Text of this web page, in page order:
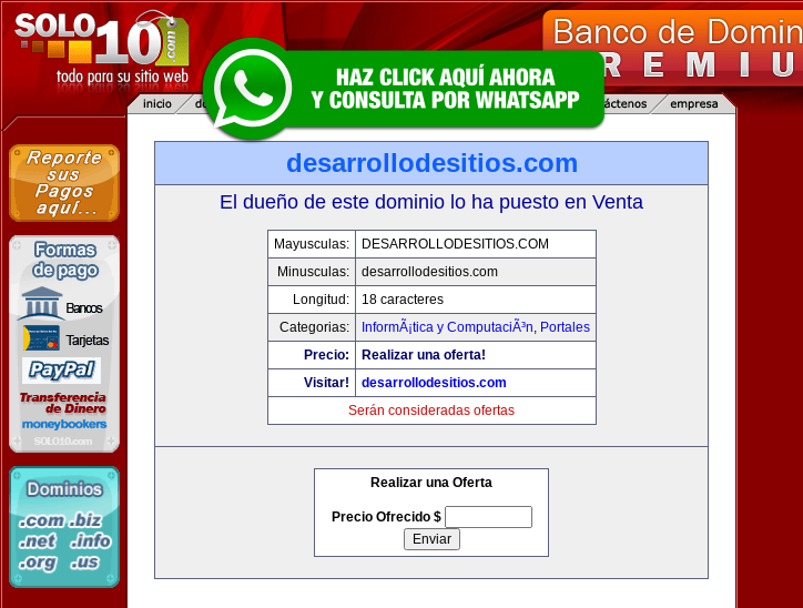
desarrollodesitios.com
El dueño de este dominio lo ha puesto en Venta
Mayusculas:
DESARROLLODESITIOS.COM
Minusculas:
desarrollodesitios.com
Longitud:
18 caracteres
Categorias:
InformÃ¡tica y ComputaciÃ³n, Portales
Precio:
Realizar una oferta!
Visitar!
desarrollodesitios.com
Serán consideradas ofertas
Realizar una Oferta
Precio Ofrecido $